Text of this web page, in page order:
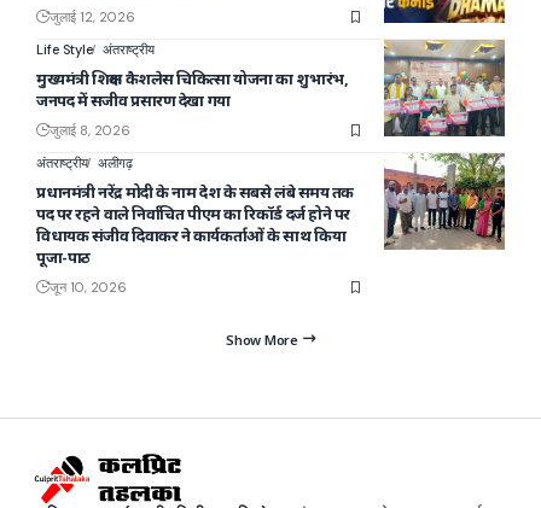
जुलाई 12, 2026
Life Style अंतराष्ट्रीय
मुख्यमंत्री शिक्षक कैशलेस चिकित्सा योजना का शुभारंभ,
जनपद में सजीव प्रसारण देखा गया
जुलाई 8, 2026
अंतराष्ट्रीय अलीगढ़
प्रधानमंत्री नरेंद्र मोदी के नाम देश के सबसे लंबे समय तक
पद पर रहने वाले निर्वाचित पीएम का रिकॉर्ड दर्ज होने पर
विधायक संजीव दिवाकर ने कार्यकर्ताओं के साथ किया
पूजा-पाठ
जून 10, 2026
Show More